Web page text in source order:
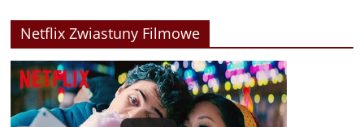
Netflix Zwiastuny Filmowe